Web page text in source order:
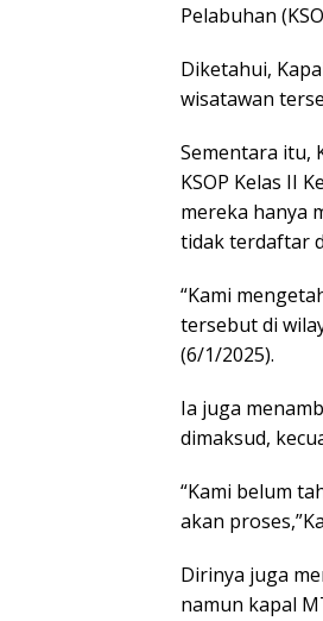
Pelabuhan
Diketahui,
wisatawan
Sementara itu,
KSOP Kelas II
mereka hanya
tidak terdaftar
“Kami
tersebut di
(6/1/2025).
Ia juga
dimaksud,
“Kami belum
akan
Dirinya juga
namun kapal